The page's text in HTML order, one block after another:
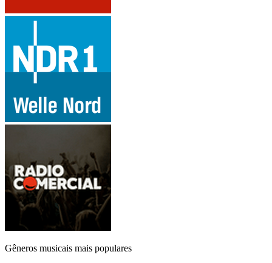
Gêneros musicais mais populares